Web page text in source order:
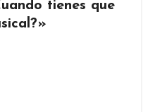
tienes que